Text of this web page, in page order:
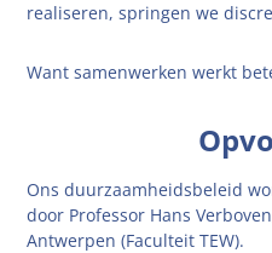
realiseren, springen we
Want samenwerken werkt
Ons duurzaamheidsbeleid
door Professor Hans
Antwerpen (Faculteit TEW).